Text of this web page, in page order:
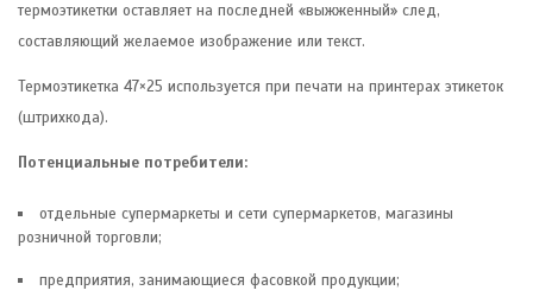
термоэтикетки оставляет на последней «выжженный» след,
составляющий желаемое изображение или текст.
Термоэтикетка 47×25 используется при печати на принтерах этикеток
(штрихкода).
Потенциальные потребители:
отдельные супермаркеты и сети супермаркетов, магазины
розничной торговли;
предприятия, занимающиеся фасовкой продукции;